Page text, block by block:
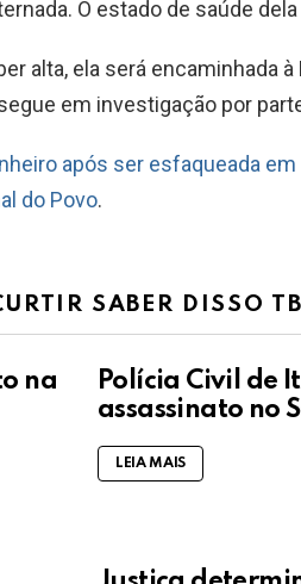
O estado de saúde
alta, ela será encaminhada à
em investigação por
após ser esfaqueada em
do Povo.
SABER DISSO TB
na
Polícia Civil de
assassinato no
LEIA MAIS